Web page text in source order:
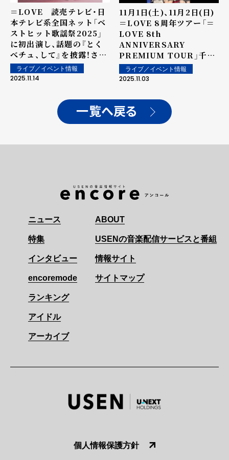
＝LOVE 読売テレビ・日
本テレビ系全国ネット「ベ
ストヒット歌謡祭2025」
に初出演し、話題の『とく
べチュ、して』を披露！さら
に、佐々木舞香は「ベスト
ヒットSPユニット」メンバ
Buono!』も披露！
ライブ／イベント情報
2025.11.14
11月1日(土)、11月2日(日)
＝LOVE 8周年ツアー「＝
LOVE 8th
ANNIVERSARY
PREMIUM TOUR」千葉
公演 （千葉県・LaLa
arena TOKYO-BAY）を
アにイメージチェンジし、
SNSでも話題に！ 各公演ご
とのメンバーセレクト楽曲
ライブ／イベント情報
2025.11.03
一覧へ戻る
ニュース
特集
インタビュー
encoremode
ランキング
アイドル
アーカイブ
ABOUT
USENの音楽配信サービスと番組
情報サイト
サイトマップ
個人情報保護方針